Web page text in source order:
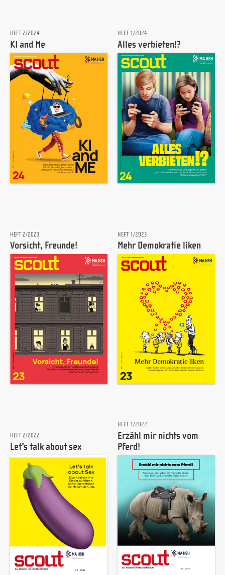
HEFT 2/2024
KI and Me
HEFT 1/2024
Alles verbieten!?
HEFT 2/2023
Vorsicht, Freunde!
HEFT 1/2023
Mehr Demokratie liken
HEFT 2/2022
Let's talk about sex
HEFT 1/2022
Erzähl mir nichts vom
Pferd!